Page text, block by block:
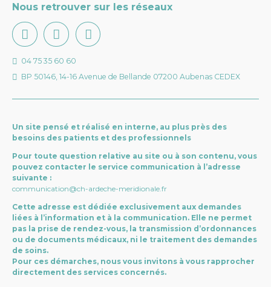
Nous retrouver sur les réseaux
04 75 35 60 60
BP 50146, 14-16 Avenue de Bellande 07200 Aubenas CEDEX
Un site pensé et réalisé en interne, au plus près des
besoins des patients et des professionnels
Pour toute question relative au site ou à son contenu, vous
pouvez contacter le service communication à l’adresse
suivante :
communication@ch-ardeche-meridionale.fr
Cette adresse est dédiée exclusivement aux demandes
liées à l’information et à la communication. Elle ne permet
pas la prise de rendez-vous, la transmission d’ordonnances
ou de documents médicaux, ni le traitement des demandes
de soins.
Pour ces démarches, nous vous invitons à vous rapprocher
directement des services concernés.